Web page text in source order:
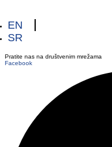
EN
SR
Pratite nas na društvenim mrežama
Facebook